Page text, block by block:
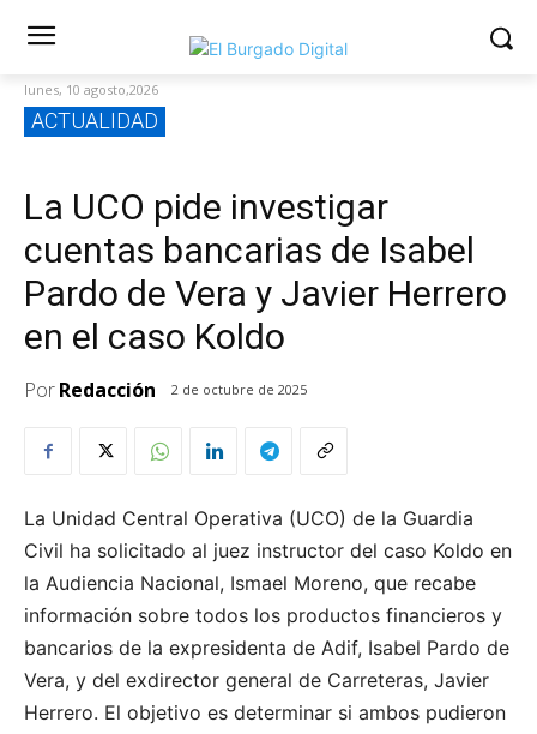
lunes, 10 agosto,2026
ACTUALIDAD
La UCO pide investigar
cuentas bancarias de Isabel
Pardo de Vera y Javier Herrero
en el caso Koldo
PorRedacción 2 de octubre de 2025
La Unidad Central Operativa (UCO) de la Guardia
Civil ha solicitado al juez instructor del caso Koldo en
la Audiencia Nacional, Ismael Moreno, que recabe
información sobre todos los productos financieros y
bancarios de la expresidenta de Adif, Isabel Pardo de
Vera, y del exdirector general de Carreteras, Javier
Herrero. El objetivo es determinar si ambos pudieron